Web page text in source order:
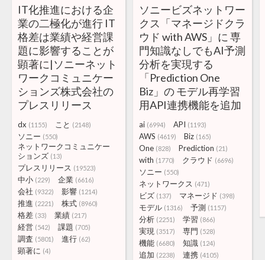
IT化推進における企
業の二極化が進行 IT
格差は業績や経営課
題に影響することが
顕著に|ソニーネット
ワークコミュニケー
ションズ株式会社の
プレスリリース
dx (1155) こと (2148)
ソニー (550)
ネットワークコミュニケー
ションズ (13)
プレスリリース (19523)
中小 (229) 企業 (6616)
会社 (9322) 影響 (1214)
推進 (2221) 株式 (8960)
格差 (33) 業績 (217)
経営 (542) 課題 (705)
調査 (5801) 進行 (62)
顕著に (4)
ソニービズネットワー
クス「マネージドクラ
ウド with AWS」に 専
門知識なしでもAI予測
分析を実現する
「Prediction One
Biz」の モデル再学習
用API連携機能を追加
ai (6994) API (1193)
AWS (4619) Biz (165)
One (828) Prediction (21)
with (1770) クラウド (6696)
ソニー (550)
ネットワークス (471)
ビズ (137) マネージド (398)
モデル (1316) 予測 (1157)
分析 (2251) 学習 (866)
実現 (3517) 専門 (528)
機能 (6680) 知識 (124)
追加 (2238) 連携 (4105)